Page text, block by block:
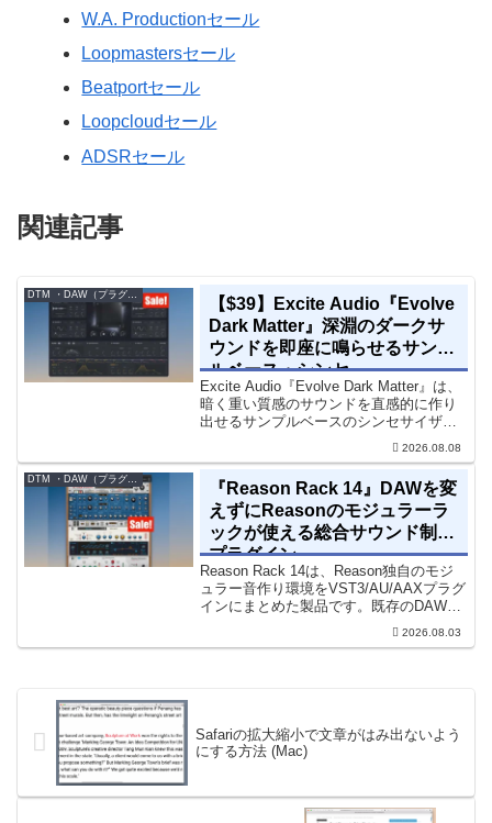
W.A. Productionセール
Loopmastersセール
Beatportセール
Loopcloudセール
ADSRセール
関連記事
【$39】Excite Audio『Evolve
Dark Matter』深淵のダークサ
ウンドを即座に鳴らせるサンプ
ルベース・シンセ
Excite Audio『Evolve Dark Matter』は、
暗く重い質感のサウンドを直感的に作り
出せるサンプルベースのシンセサイザー
です。ダークD&Bやアトモスフェリッ
ク・テクノ、シネマティック作品に適し
2026.08.08
DTM ・DAW（プラグイン、シンセなど）のセール情報
『Reason Rack 14』DAWを変
えずにReasonのモジュラーラ
ックが使える総合サウンド制作
プラグイン
Reason Rack 14は、Reason独自のモジ
ュラー音作り環境をVST3/AU/AAXプラグ
インにまとめた製品です。既存のDAWを
乗り換えることなく、68種類のシンセや
エフェクト、CV配線をそのままトラック
2026.08.03
Safariの拡大縮小で文章がはみ出ないよう
にする方法 (Mac)